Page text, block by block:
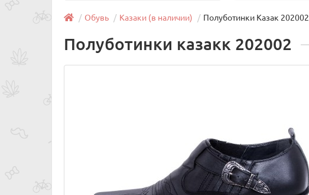
Обувь Казаки (в наличии) Полуботинки Казак 202002
Полуботинки казакк 202002